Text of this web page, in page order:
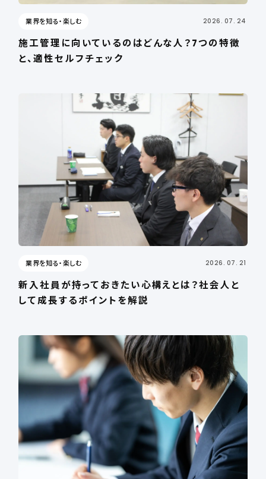
業界を知る・楽しむ 2026. 07. 24
施工管理に向いているのはどんな人？7つの特徴
と、適性セルフチェック
業界を知る・楽しむ 2026. 07. 21
新入社員が持っておきたい心構えとは？社会人と
して成長するポイントを解説